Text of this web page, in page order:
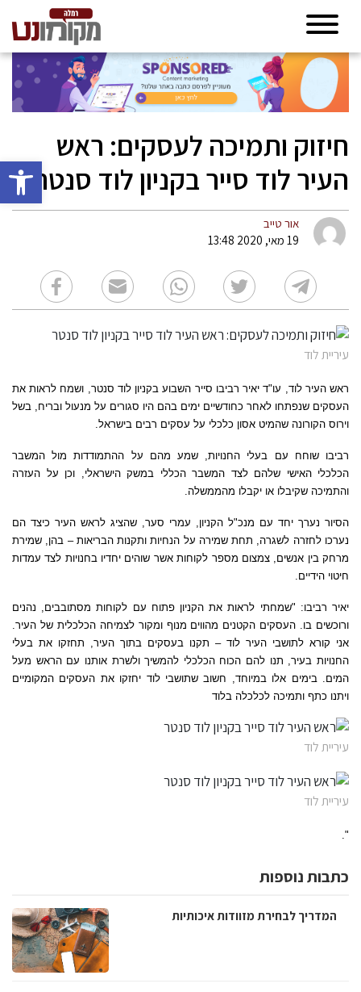
פתח
חיזוק ותמיכה לעסקים: ראש
העיר לוד סייר בקניון לוד סנטר
אור טייב
19 מאי, 2020 13:48
עיריית לוד
ראש העיר לוד עו"ד יאיר רביבו סייר השבוע בקניון לוד סנטר ושמח לראות את
העסקים שנפתחו לאחר כחודשיים ימים בהם היו סגורים על מנעול ובריח
בשל
וירוס הקורונה שהמיט אסון כלכלי על עסקים רבים בישראל
רביבו שוחח עם בעלי החנויות, שמע מהם על ההתמודדות מול המשבר
הכלכלי האישי שלהם לצד המשבר הכללי במשק הישראלי, וכן על העזרה
והתמיכה שקיבלו או יקבלו מהממשלה.
הסיור נערך יחד עם מנכ"ל הקניון, עמרי סער, שהציג לראש העיר כיצד הם
נערכו לחזרה לשגרה, תחת שמירה על הנחיות ותקנות הבריאות – בהן, שמירת
מרחק בין אנשים,צמצום מספר לקוחות אשר שוהים יחדיו בחנויות לצד עמדות
חיטוי הידיים.
יאיר רביבו: "שמחתי לראות את הקניון פתוח עם לקוחות מסתובבים, נהנים
ורוכשים בו. העסקים הקטנים מהווים מנוף ומקור לצמיחה הכלכלית של העיר.
אני קורא לתושבי העיר לוד– תקנו בעסקים בתוך העיר, תחזקו את בעלי
החנויות בעיר, תנו להם הכוח הכלכלי להמשיך ולשרת אותנו עם הראש מעל
המים.בימים אלו במיוחד, חשוב שתושבי לוד יחזקו את העסקים המקומיים
ויתנו כתף ותמיכה לכלכלה בלוד
עיריית לוד
עיריית לוד
".
כתבות נוספות
המדריך לבחירת מזוודות איכותיות